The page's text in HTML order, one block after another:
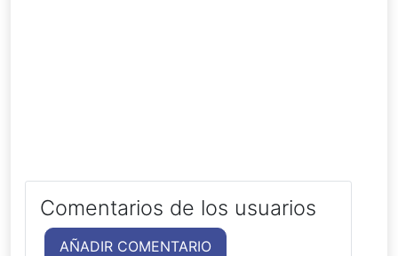
Comentarios de los usuarios
AÑADIR COMENTARIO